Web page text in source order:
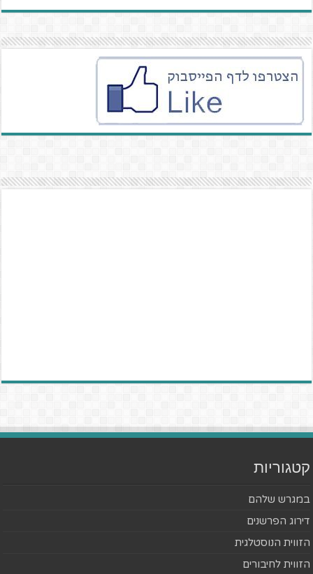
קטגוריות
במגרש שלהם
דירוג הפרשנים
הזווית הנוסטלגית
הזווית לחיבורים